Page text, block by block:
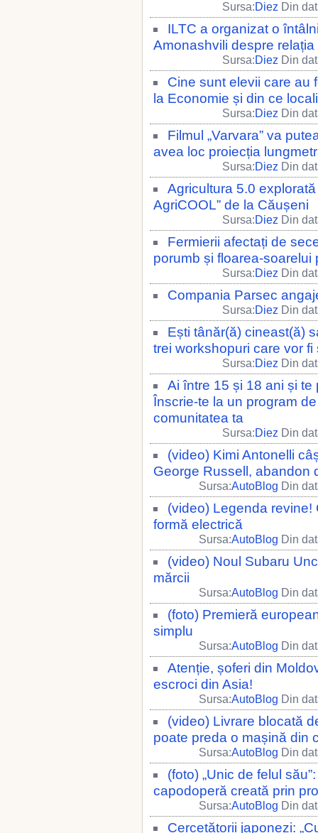
Sursa:Diez Din
ILTC a organizat o
Amonashvili despre
Sursa:Diez Din
Cine sunt elevii care au
la Economie și din ce
Sursa:Diez Din
Filmul „Varvara” va
avea loc proiecția
Sursa:Diez Din
Agricultura 5.0
AgriCOOL” de la Căușeni
Sursa:Diez Din
Fermierii afectați de
porumb și floarea-soarelui
Sursa:Diez Din
Compania Parsec
Sursa:Diez Din
Ești tânăr(ă) cineast(ă)
trei workshopuri care vor
Sursa:Diez Din
Ai între 15 și 18 ani și
Înscrie-te la un program
comunitatea ta
Sursa:Diez Din
(video) Kimi Antonelli
George Russell, abandon
Sursa:AutoBlog Din
(video) Legenda
formă electrică
Sursa:AutoBlog Din
(video) Noul Subaru
mărcii
Sursa:AutoBlog Din
(foto) Premieră
simplu
Sursa:AutoBlog Din
Atenție, șoferi din
escroci din Asia!
Sursa:AutoBlog Din
(video) Livrare blocată
poate preda o mașină din
Sursa:AutoBlog Din
(foto) „Unic de felul
capodoperă creată prin
Sursa:AutoBlog Din
Cercetătorii japonezi: